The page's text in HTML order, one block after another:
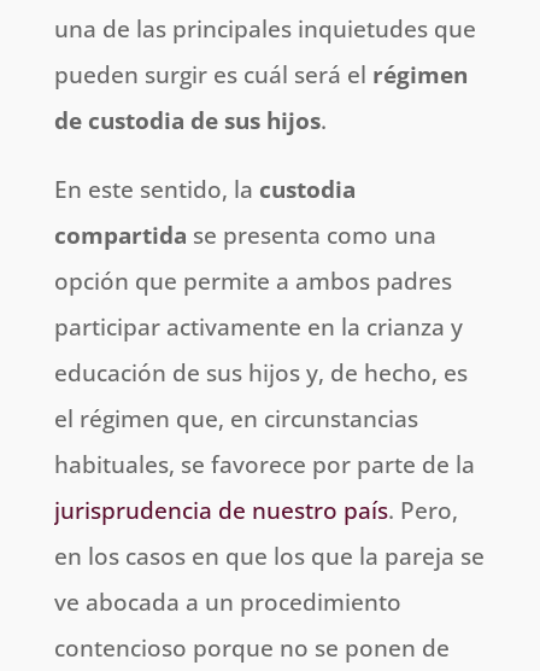
una de las principales inquietudes que
pueden surgir es cuál será el régimen
de custodia de sus hijos.
En este sentido, la custodia
compartida se presenta como una
opción que permite a ambos padres
participar activamente en la crianza y
educación de sus hijos y, de hecho, es
el régimen que, en circunstancias
habituales, se favorece por parte de la
jurisprudencia de nuestro país. Pero,
en los casos en que los que la pareja se
ve abocada a un procedimiento
contencioso porque no se ponen de